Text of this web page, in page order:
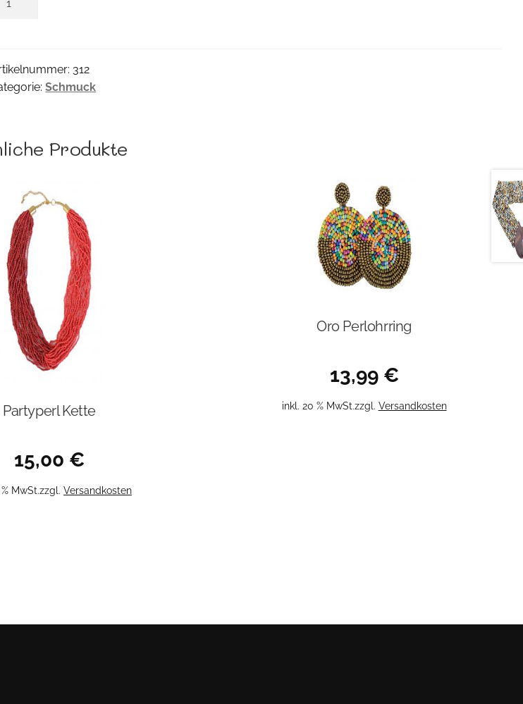
312
Schmuck
Produkte
Partyperl Kette
15,00 €
MwSt.zzgl. Versandkosten
Oro Perlohrring
13,99 €
inkl. 20 % MwSt.zzgl. Versandkosten